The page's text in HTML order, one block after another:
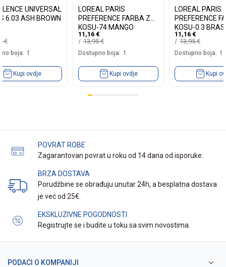
UNIVERSAL
6.03 ASH BROWN
€
boja: 1
Kupi ovdje
LOREAL PARIS
PREFERENCE FARBA ZA
KOSU-74 MANGO
INTENSE COOPER
11,16 €
13,95€
Dostupno boja: 1
Kupi ovdje
LOREAL PARIS
PREFERENCE
KOSU-0.3
DARK BROWN
11,16 €
13,95€
Dostupno boja: 1
Kupi
POVRAT ROBE
Zagarantovan povrat u roku od 14 dana od isporuke.
BRZA DOSTAVA
Porudžbine se obrađuju unutar 24h, a besplatna dostava
je već od 25€.
EKSKLUZIVNE POGODNOSTI
Registrujte se i budite u toku sa svim novostima.
PODACI O KOMPANIJI